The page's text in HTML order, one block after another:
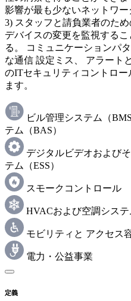
影響が最も少ないネットワー
3) スタッフと請負業者のた
デバイスの変更を監視する
る。 コミュニケーションパ
な通信 設定ミス、 アラート
のITセキュリティコントロ
ます。
ビル管理システム（
テム（BAS）
デジタルビデオおよび
テム（ESS）
スモークコントロール
HVACおよび空調システ
モビリティと アクセス
電力・公益事業
定義